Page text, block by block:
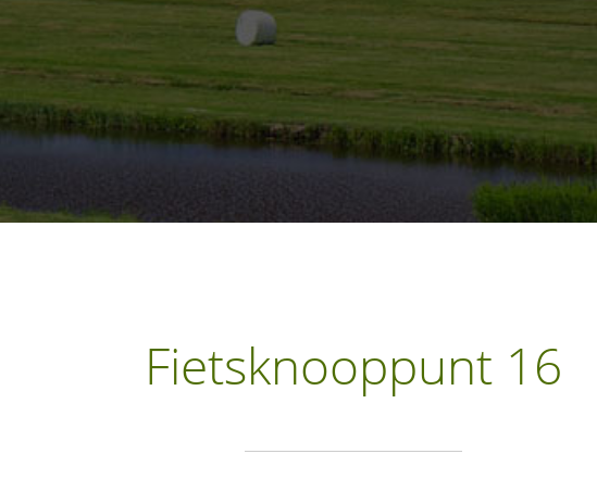
Fietsknooppunt 16